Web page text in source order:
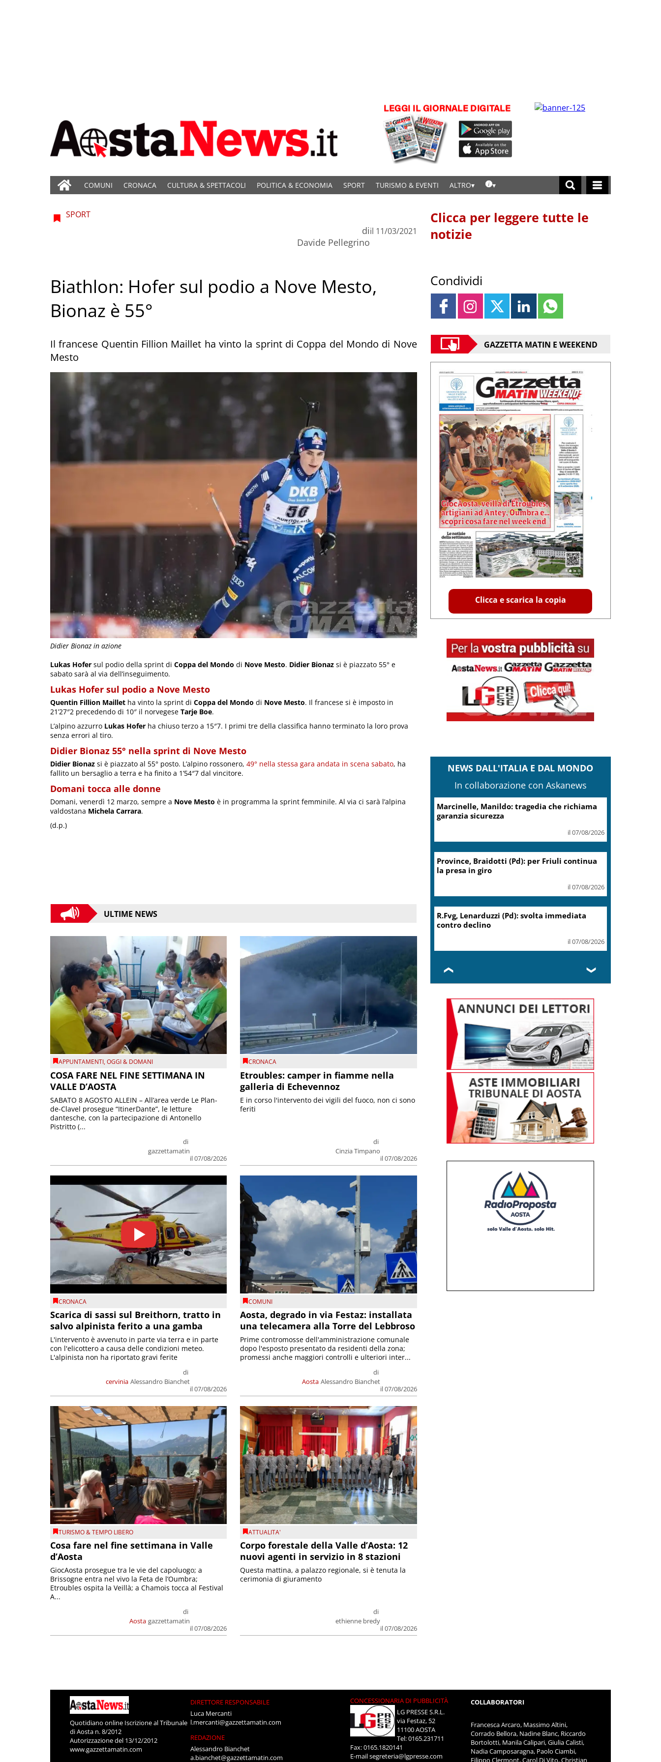
COMUNI CRONACA CULTURA & SPETTACOLI POLITICA & ECONOMIA SPORT TURISMO & EVENTI ALTRO
Didier Bionaz in azione
SPORT
di
Davide Pellegrino
il 11/03/2021
Biathlon: Hofer sul podio a Nove Mesto,
Bionaz è 55°
Il francese Quentin Fillion Maillet ha vinto la sprint di Coppa del Mondo di Nove
Mesto
Lukas Hofer sul podio della sprint di Coppa del Mondo di Nove Mesto. Didier Bionaz si è piazzato 55° e
sabato sarà al via dell’inseguimento.
Lukas Hofer sul podio a Nove Mesto
Quentin Fillion Maillet ha vinto la sprint di Coppa del Mondo di Nove Mesto. Il francese si è imposto in
21’27″2 precedendo di 10″ il norvegese Tarje Boe.
L’alpino azzurro Lukas Hofer ha chiuso terzo a 15″7. I primi tre della classifica hanno terminato la loro prova
senza errori al tiro.
Didier Bionaz 55° nella sprint di Nove Mesto
Didier Bionaz si è piazzato al 55° posto. L’alpino rossonero, 49° nella stessa gara andata in scena sabato, ha
fallito un bersaglio a terra e ha finito a 1’54″7 dal vincitore.
Domani tocca alle donne
Domani, venerdì 12 marzo, sempre a Nove Mesto è in programma la sprint femminile. Al via ci sarà l’alpina
valdostana Michela Carrara.
(d.p.)
ULTIME NEWS
APPUNTAMENTI,OGGI & DOMANI
COSA FARE NEL FINE SETTIMANA IN
VALLE D’AOSTA
di
gazzettamatin
il 07/08/2026
SABATO 8 AGOSTO ALLEIN – All’area verde Le Plan-
de-Clavel prosegue “ItinerDante”, le letture
dantesche, con la partecipazione di Antonello
Pistritto (...
CRONACA
Etroubles: camper in fiamme nella
galleria di Echevennoz
di
Cinzia Timpano
il 07/08/2026
E in corso l'intervento dei vigili del fuoco, non ci sono
feriti
CRONACA
Scarica di sassi sul Breithorn, tratto in
salvo alpinista ferito a una gamba
cervinia
di
Alessandro Bianchet
il 07/08/2026
L'intervento è avvenuto in parte via terra e in parte
con l'elicottero a causa delle condizioni meteo.
L'alpinista non ha riportato gravi ferite
COMUNI
Aosta, degrado in via Festaz: installata
una telecamera alla Torre del Lebbroso
Aosta
di
Alessandro Bianchet
il 07/08/2026
Prime contromosse dell'amministrazione comunale
dopo l'esposto presentato da residenti della zona;
promessi anche maggiori controlli e ulteriori inter...
TURISMO & TEMPO LIBERO
Cosa fare nel fine settimana in Valle
d’Aosta
Aosta
di
gazzettamatin
il 07/08/2026
GiocAosta prosegue tra le vie del capoluogo; a
Brissogne entra nel vivo la Feta de l’Oumbra;
Etroubles ospita la Veillà; a Chamois tocca al Festival
A...
ATTUALITA'
Corpo forestale della Valle d’Aosta: 12
nuovi agenti in servizio in 8 stazioni
di
ethienne bredy
il 07/08/2026
Questa mattina, a palazzo regionale, si è tenuta la
cerimonia di giuramento
Clicca per leggere tutte le
notizie
Condividi
GAZZETTA MATIN E WEEKEND
Clicca e scarica la copia
NEWS DALL'ITALIA E DAL MONDO
In collaborazione con Askanews
Marcinelle, Manildo: tragedia che richiama
garanzia sicurezza
il 07/08/2026
Province, Braidotti (Pd): per Friuli continua
la presa in giro
il 07/08/2026
R.Fvg, Lenarduzzi (Pd): svolta immediata
contro declino
il 07/08/2026
❮ ❯
Quotidiano online Iscrizione al Tribunale
di Aosta n. 8/2012
Autorizzazione del 13/12/2012
www.gazzettamatin.com
DIRETTORE RESPONSABILE
Luca Mercanti
l.mercanti@gazzettamatin.com
REDAZIONE
Alessandro Bianchet
a.bianchet@gazzettamatin.com
CONCESSIONARIA DI PUBBLICITÀ
LG PRESSE S.R.L.
via Festaz, 52
11100 AOSTA
Tel: 0165.231711
Fax: 0165.1820141
E-mailsegreteria@lgpresse.com
COLLABORATORI
Francesca Arcaro, Massimo Altini,
Corrado Bellora, Nadine Blanc, Riccardo
Bortolotti, Manila Calipari, Giulia Calisti,
Nadia Camposaragna, Paolo Ciambi,
Filippo Clermont, Carol Di Vito, Christian